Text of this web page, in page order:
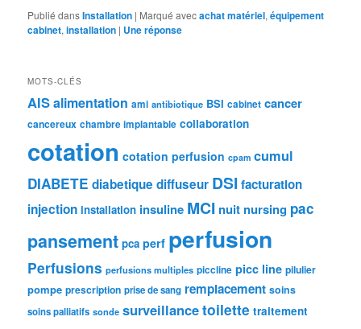
Publié dansInstallation | Marqué avecachat matériel,équipement
cabinet,installation | Uneréponse
MOTS-CLÉS
AISalimentation ami antibiotique BSI cabinet cancer
cancereux chambre implantable collaboration
cotation cotation perfusion cpam cumul
DIABETE diabetique diffuseur DSIfacturation
injection installation insuline MCI nuit nursing pac
pansement pca perf perfusion
Perfusions perfusions multiples piccline picc line pilulier
pompe prescription prise de sang remplacement soins
soins palliatifs sonde surveillancetoilette traitement